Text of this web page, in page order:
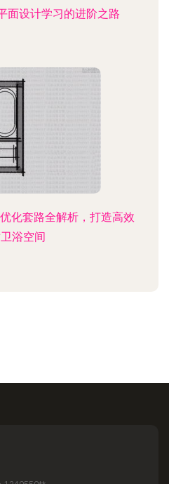
面设计学习的进阶之路
化套路全解析，打造高效
浴空间